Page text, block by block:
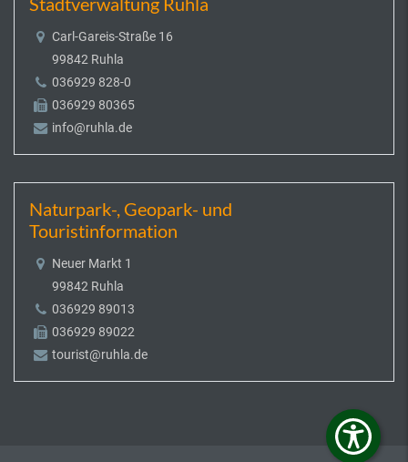
Carl-Gareis-Straße 16
99842 Ruhla
036929 828-0
036929 80365
info@ruhla.de
Naturpark-, Geopark- und
Touristinformation
Neuer Markt 1
99842 Ruhla
036929 89013
036929 89022
tourist@ruhla.de